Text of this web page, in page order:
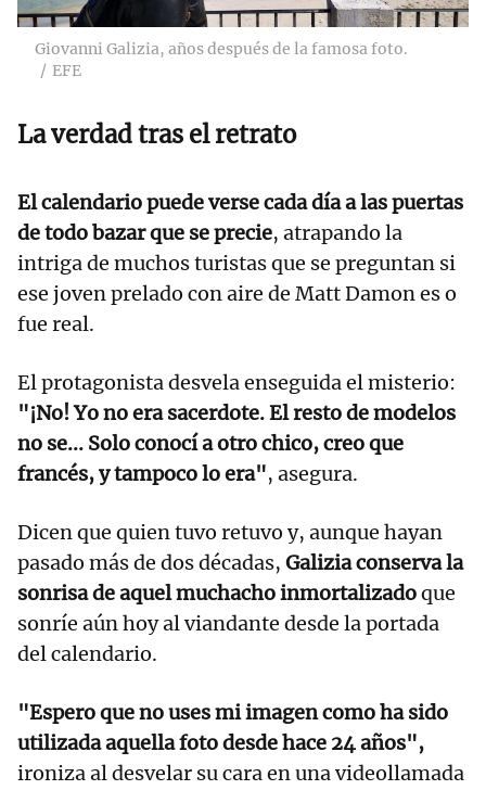
Giovanni Galizia, años después de la famosa foto.
EFE
La verdad tras el retrato
El calendario puede verse cada día a las puertas
de todo bazar que se precie, atrapando la
intriga de muchos turistas que se preguntan si
ese joven prelado con aire de Matt Damon es o
fue real.
El protagonista desvela enseguida el misterio:
"¡No! Yo no era sacerdote. El resto de modelos
no se... Solo conocí a otro chico, creo que
francés, y tampoco lo era", asegura.
Dicen que quien tuvo retuvo y, aunque hayan
pasado más de dos décadas, Galizia conserva la
sonrisa de aquel muchacho inmortalizadoque
sonríe aún hoy al viandante desde la portada
del calendario.
"Espero que no uses mi imagen como ha sido
utilizada aquella foto desde hace 24 años",
ironiza al desvelar su cara en una videollamada